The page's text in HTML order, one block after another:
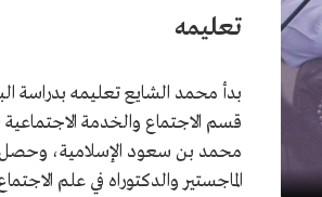
تعليمه
بدأ محمد الشايع تعليمه بدراسة
قسم الاجتماع والخدمة الاجتماعية
محمد بن سعود الإسلامية،
الماجستير والدكتوراه في علم